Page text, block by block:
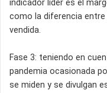
indicador líder es el
como la diferencia
vendida.
Fase 3: teniendo en
pandemia ocasionada
se miden y se divulgan